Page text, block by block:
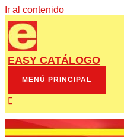
Ir al contenido
EASY CATÁLOGO
MENÚ PRINCIPAL